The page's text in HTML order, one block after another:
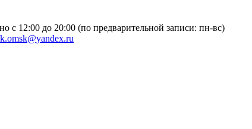
с 12:00 до 20:00 (по предварительной записи: пн-вс)